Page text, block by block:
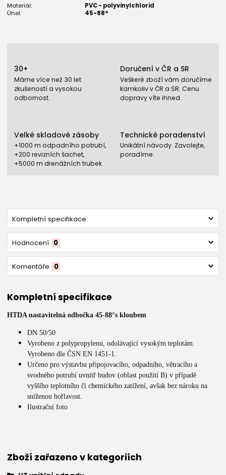
Materiál:
PVC - polyvinylchlorid
Úhel:
45-88°
30+
Máme více než 30 let
zkušeností a vysokou
odbornost.
Doručení v ČR a SR
Veškeré zboží vám doručíme
kamkoliv v ČR a SR. Cenu
dopravy víte ihned.
Velké skladové zásoby
+1000 m odpadního potrubí,
+200 revizních šachet,
+5000 m drenážních trubek
Technické poradenství
Unikátní návody. Zavolejte,
poradíme.
Kompletní specifikace
Hodnocení 0
Komentáře 0
Kompletní specifikace
HTDA nastavitelná odbočka 45-88°s kloubem
DN 50/50
Vyrobeno z polypropylenu, odolávající vysokým teplotám.
Vyrobeno dle ČSN EN 1451-1.
Určeno pro výstavbu připojovacího, odpadního, větracího a
svodného potrubí uvnitř budov (oblast použití B) v případě
vyššího teplotního či chemického zatížení, avšak bez nároku na
sníženou hořlavost.
Ilustrační foto
Zboží zařazeno v kategoriích